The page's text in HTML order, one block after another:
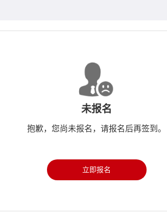
未报名
抱歉，您尚未报名，请报名后再签到。
立即报名